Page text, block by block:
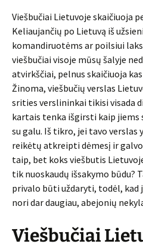
Viešbučiai Lietuvoje skaičiuoja
Keliaujančių po Lietuvą iš
komandiruotėms ar poilsiui
viešbučiai visoje mūsų šalyje
atvirkščiai, pelnus skaičiuoja
Žinoma, viešbučių verslas
srities verslininkai tikisi visada
kartais tenka išgirsti kaip jiems
su galu. Iš tikro, jei tavo verslas
reikėtų atkreipti dėmesį ir
taip, bet koks viešbutis
tik nuoskaudų išsakymo būdu?
privalo būti uždaryti, todėl, kad
nori dar daugiau, abejonių
Viešbučiai